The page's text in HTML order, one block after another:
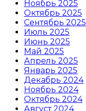
Ноябрь 2025
Октябрь 2025
Сентябрь 2025
Июль 2025
Июнь 2025
Май 2025
Апрель 2025
Январь 2025
Декабрь 2024
Ноябрь 2024
Октябрь 2024
Август 2024